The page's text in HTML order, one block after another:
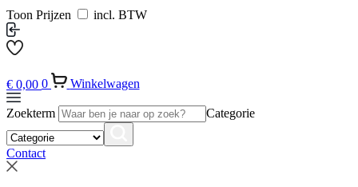
Toon Prijzen incl. BTW
€ 0,00 0 Winkelwagen
Zoekterm Categorie
Contact